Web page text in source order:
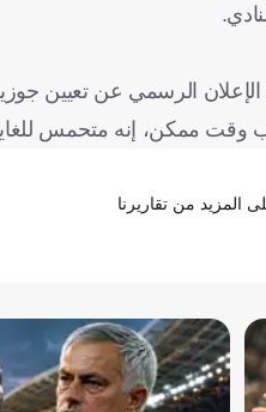
الرسمي عن تعيين
ممكن، إنه متحمس